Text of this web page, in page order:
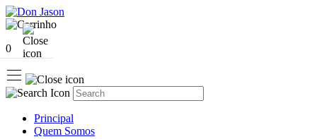
0
Principal
Quem Somos